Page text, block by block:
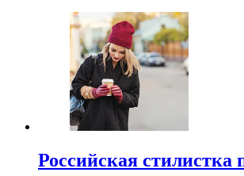
Российская стилистка